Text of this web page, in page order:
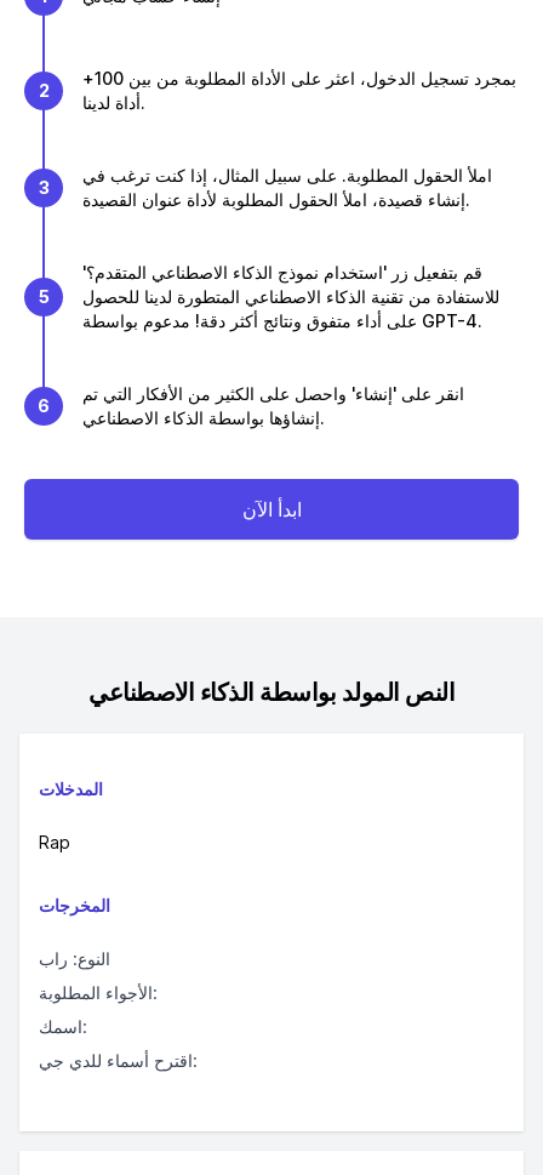
2
بمجرد تسجيل الدخول، اعثر على الأداة المطلوبة من بين 100+
أداة لدينا.
3
املأ الحقول المطلوبة. على سبيل المثال، إذا كنت ترغب في
إنشاء قصيدة، املأ الحقول المطلوبة لأداة عنوان القصيدة.
5
قم بتفعيل زر 'استخدام نموذج الذكاء الاصطناعي المتقدم؟'
للاستفادة من تقنية الذكاء الاصطناعي المتطورة لدينا للحصول
على أداء متفوق ونتائج أكثر دقة! مدعوم بواسطة GPT-4.
6
انقر على 'إنشاء' واحصل على الكثير من الأفكار التي تم
إنشاؤها بواسطة الذكاء الاصطناعي.
ابدأ الآن
النص المولد بواسطة الذكاء الاصطناعي
المدخلات
Rap
المخرجات
النوع: راب
الأجواء المطلوبة:
اسمك:
اقترح أسماء للدي جي: